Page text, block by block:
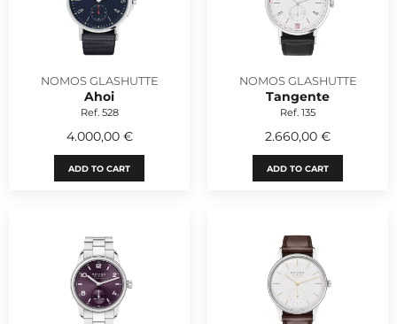
NOMOS GLASHUTTE
Ahoi
Ref. 528
4.000,00 €
ADD TO CART
NOMOS GLASHUTTE
Tangente
Ref. 135
2.660,00 €
ADD TO CART